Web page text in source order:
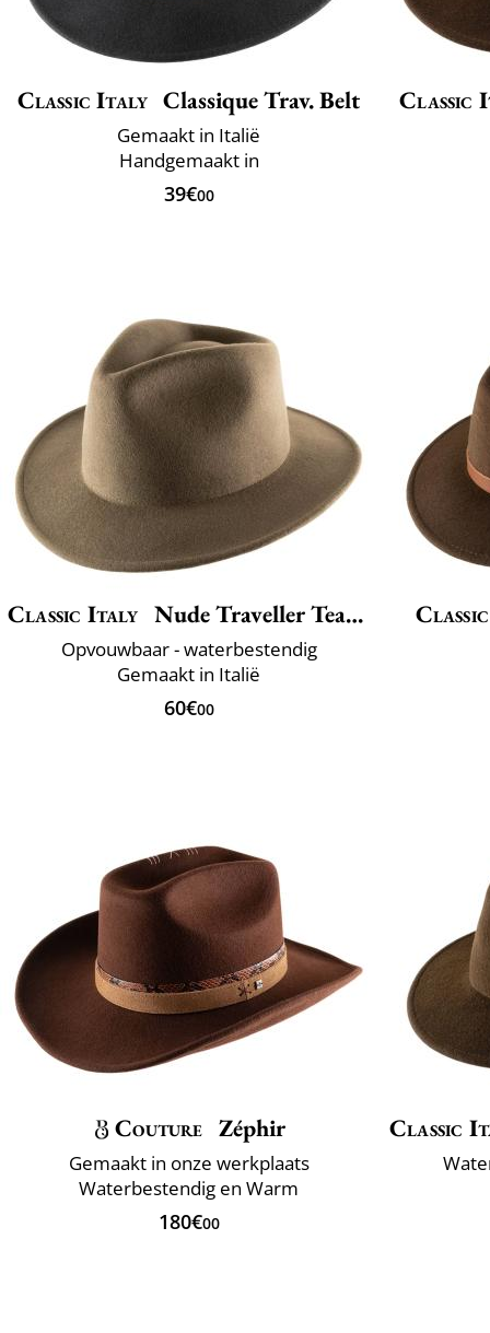
Classic Italy Classique Trav. Belt
Gemaakt in Italië
Handgemaakt in
39€00
Classic
Classic Italy Nude Traveller Teardrop
Opvouwbaar - waterbestendig
Gemaakt in Italië
60€00
Couture Zéphir
Gemaakt in onze werkplaats
Waterbestendig en Warm
180€00
Classic